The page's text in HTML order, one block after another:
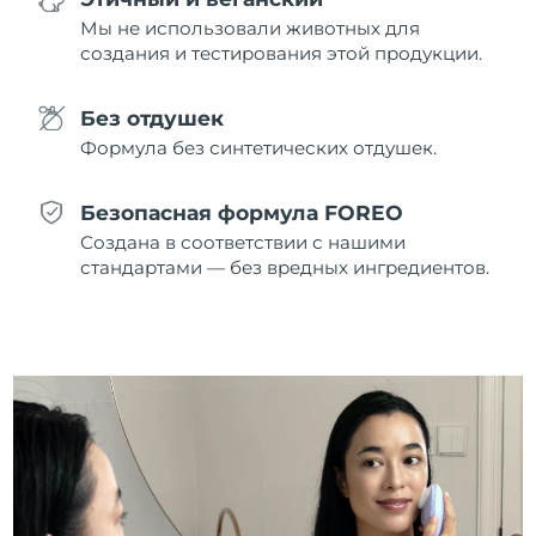
Мы не использовали животных для
создания и тестирования этой продукции.
Без отдушек
Формула без синтетических отдушек.
Безопасная формула FOREO
Создана в соответствии с нашими
стандартами — без вредных ингредиентов.
Нидерланды
Ожидаемая дата доставки
Новая Зеландия
08/08/2026
Норвегия
Ожидаемая дата доставки
Ожидаемая дата доставки
Польша
Ожидаемая дата доставки
09/08/2026
Португалия
Ожидаемая дата доставки
08/08/2026